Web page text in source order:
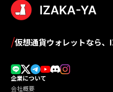
/仮想通貨ウォレットなら、
企業について
会社概要